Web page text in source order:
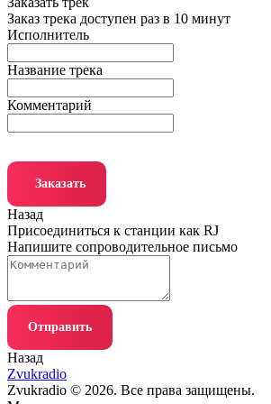
Заказ трека доступен раз в 10 минут
Исполнитель
Название трека
Комментарий
Заказать
Назад
Присоединиться к станции как RJ
Напишите сопроводительное письмо
Отправить
Назад
Zvukradio
Zvukradio © 2026. Все права защищены.